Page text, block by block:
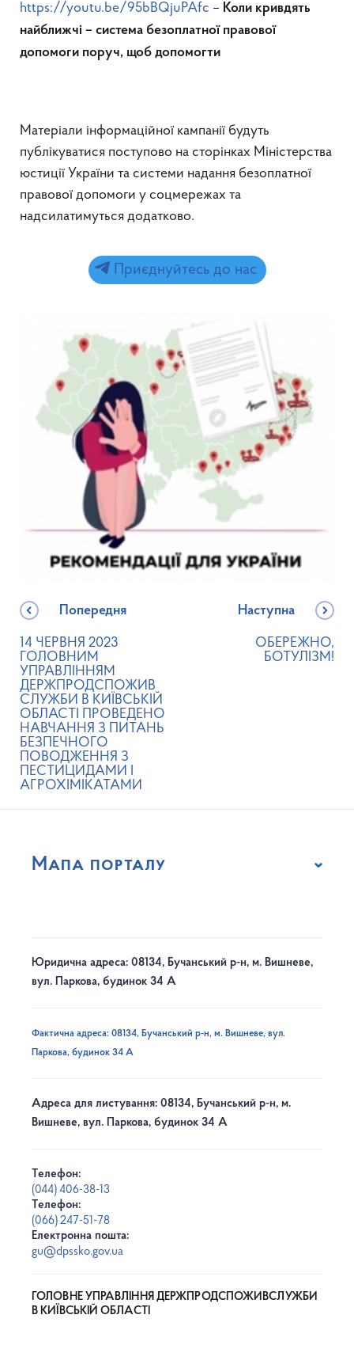
https://youtu.be/95bBQjuPAfc – Коли кривдять
найближчі – система безоплатної правової
допомоги поруч, щоб допомогти
Матеріали інформаційної кампанії будуть
публікуватися поступово на сторінках Міністерства
юстиції України та системи надання безоплатної
правової допомоги у соцмережах та
надсилатимуться додатково.
Приєднуйтесь до нас
Попередня
14 ЧЕРВНЯ 2023
ГОЛОВНИМ
УПРАВЛІННЯМ
ДЕРЖПРОДСПОЖИВ
СЛУЖБИ В КИЇВСЬКІЙ
ОБЛАСТІ ПРОВЕДЕНО
НАВЧАННЯ З ПИТАНЬ
БЕЗПЕЧНОГО
ПОВОДЖЕННЯ З
ПЕСТИЦИДАМИ І
АГРОХІМІКАТАМИ
Наступна
ОБЕРЕЖНО,
БОТУЛІЗМ!
Мапа порталу
Юридична адреса: 08134, Бучанський р-н, м. Вишневе,
вул. Паркова, будинок 34 А
Фактична адреса: 08134, Бучанський р-н, м. Вишневе, вул.
Паркова, будинок 34 А
Адреса для листування: 08134, Бучанський р-н, м.
Вишневе, вул. Паркова, будинок 34 А
Телефон:
(044) 406-38-13
Телефон:
(066) 247-51-78
Електронна пошта:
gu@dpssko.gov.ua
ГОЛОВНЕ УПРАВЛІННЯ ДЕРЖПРОДСПОЖИВСЛУЖБИ
В КИЇВСЬКІЙ ОБЛАСТІ